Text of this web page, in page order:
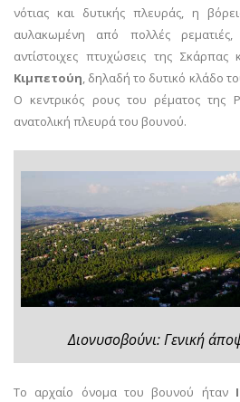
νότιας και δυτικής πλευράς, η
αυλακωμένη από πολλές
αντίστοιχες πτυχώσεις της Σκάρπας
Κιμπετούη, δηλαδή το δυτικό κλάδο
Ο κεντρικός ρους του ρέματος της
ανατολική πλευρά του βουνού.
Διονυσοβούνι: Γενική
Το αρχαίο όνομα του βουνού ήταν